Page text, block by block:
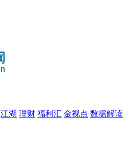
江湖 理财 福利汇 金视点 数据解读